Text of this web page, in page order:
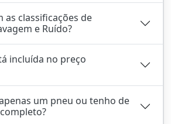
as classificações de
e Ruído?
incluída no preço
um pneu ou tenho de